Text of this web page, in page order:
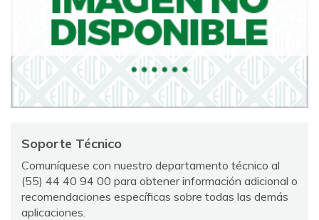
Soporte Técnico
Comuníquese con nuestro departamento técnico al
(55) 44 40 94 00 para obtener información adicional o
recomendaciones específicas sobre todas las demás
aplicaciones.